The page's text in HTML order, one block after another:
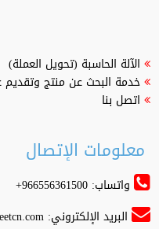
الآلة الحاسبة (تحويل العملة)
خدمة البحث عن منتج
اتصل بنا
معلومات الإتصال
واتساب: 966556361500+
البريد الإلكتروني: